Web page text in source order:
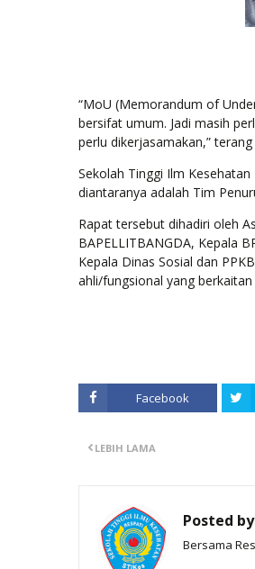
“MoU (Memorandum of
bersifat umum. Jadi masih
perlu dikerjasamakan,” terang
Sekolah Tinggi Ilm
diantaranya adalah Tim
Rapat tersebut dihadiri oleh
BAPELLITBANGDA, Kepala
Kepala Dinas Sosial dan
ahli/fungsional yang
Facebook
LEBIH LAMA
Posted
Bersama